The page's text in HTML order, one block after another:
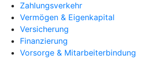
Zahlungsverkehr
Vermögen & Eigenkapital
Versicherung
Finanzierung
Vorsorge & Mitarbeiterbindung